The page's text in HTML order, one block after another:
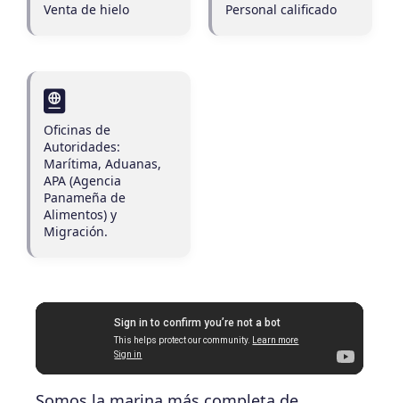
Venta de hielo Personal calificado
Oficinas de
Autoridades:
Marítima, Aduanas,
APA (Agencia
Panameña de
Alimentos) y
Migración.